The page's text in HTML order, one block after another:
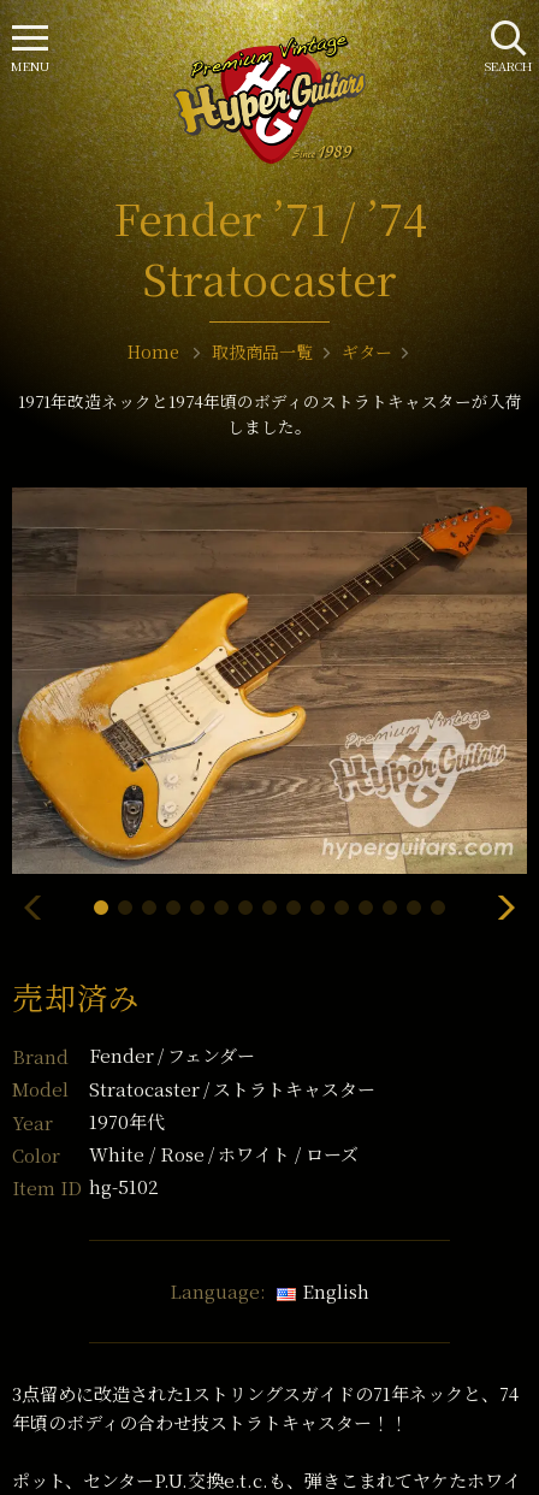
Fender ’71 / ’74
Stratocaster
Home 取扱商品一覧 ギター
1971年改造ネックと1974年頃のボディのストラトキャスターが入荷
しました。
売却済み
Brand Fender
フェンダー
Model
Stratocaster
ストラトキャスター
Year
1970年代
Color
White / Rose
ホワイト / ローズ
Item ID hg-5102
Language: English
3点留めに改造された1ストリングスガイドの71年ネックと、74
年頃のボディの合わせ技ストラトキャスター！！
ポット、センターP.U.交換e.t.c.も、弾きこまれてヤケたホワイ
SEARCH
MENU